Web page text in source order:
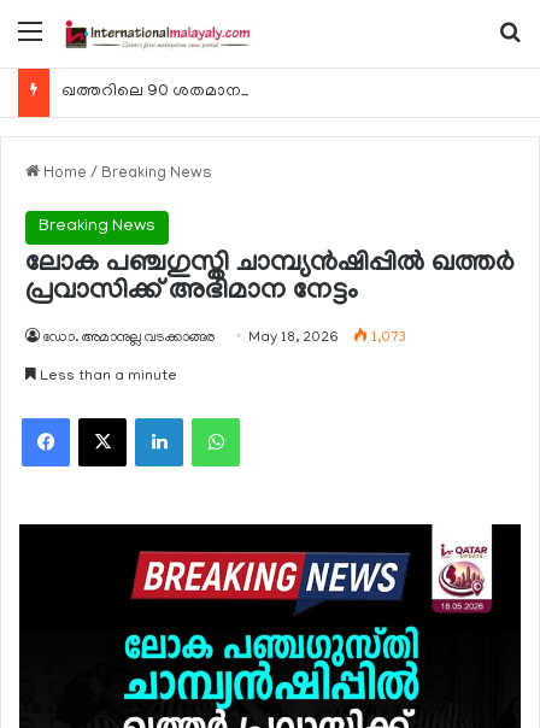
Menu
Home / Breaking News
Breaking News
ലോക പഞ്ചഗുസ്തി ചാമ്പ്യന്‍ഷിപ്പില്‍ ഖത്തര്‍
പ്രവാസിക്ക് അഭിമാന നേട്ടം
ഡോ. അമാനുല്ല വടക്കാങ്ങര May 18, 2026 1,073
Less than a minute
Facebook
X LinkedInWhatsApp